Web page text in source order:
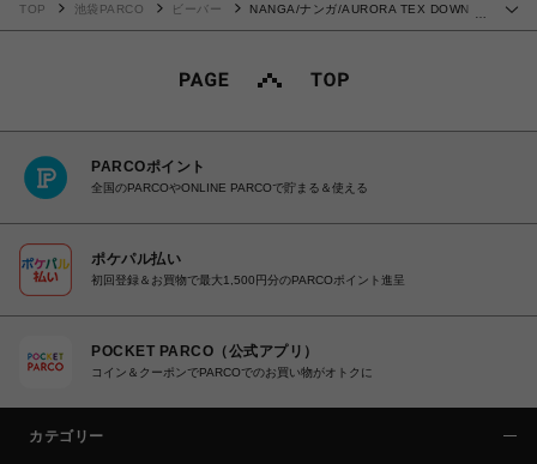
TOP 池袋PARCO ビーバー
NANGA/ナンガ/AURORA TEX DOWN
PARCOポイント
全国のPARCOやONLINE PARCOで貯まる＆使える
ポケパル払い
初回登録＆お買物で最大1,500円分のPARCOポイント進呈
POCKET PARCO（公式アプリ）
コイン＆クーポンでPARCOでのお買い物がオトクに
カテゴリー